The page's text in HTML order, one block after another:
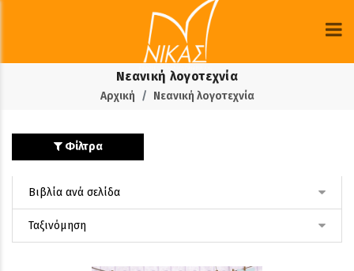
Νεανική λογοτεχνία
Αρχική Νεανική λογοτεχνία
Φίλτρα